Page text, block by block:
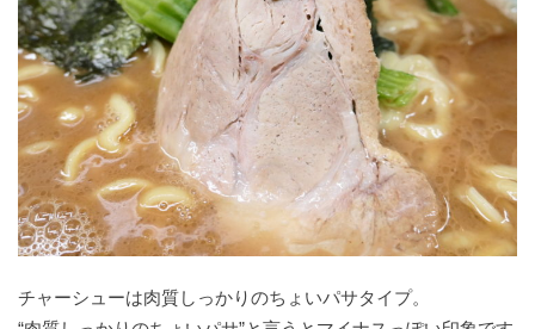
チャーシューは肉質しっかりのちょいパサタイプ。